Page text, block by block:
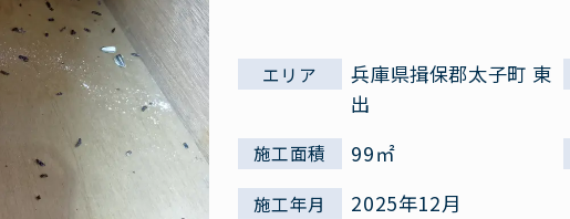
エリア
兵庫県揖保郡太子町 東
出
施工面積 99㎡
施工年月 2025年12月